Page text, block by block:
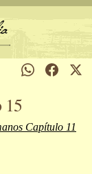
15
Capítulo 11